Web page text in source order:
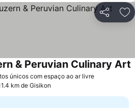
Partilhar
únicos com espaço ao ar livreVer preços
& Peruvian Culinary Art
km de Gisikon